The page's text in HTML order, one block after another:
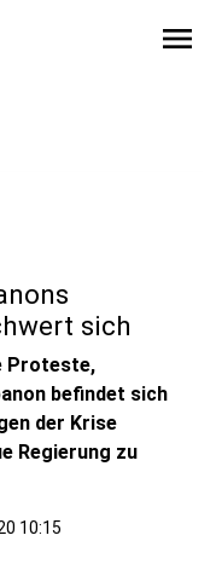
menu
sich
Proteste,
befindet sich
der Krise
Regierung zu
10:15